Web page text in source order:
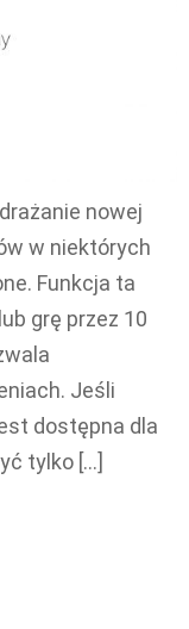
nowej
w niektórych
Funkcja ta
grę przez 10
Jeśli
dostępna dla
tylko […]